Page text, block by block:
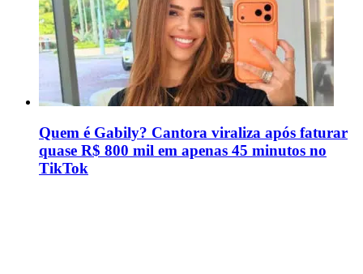
Quem é Gabily? Cantora viraliza após faturar
quase R$ 800 mil em apenas 45 minutos no
TikTok